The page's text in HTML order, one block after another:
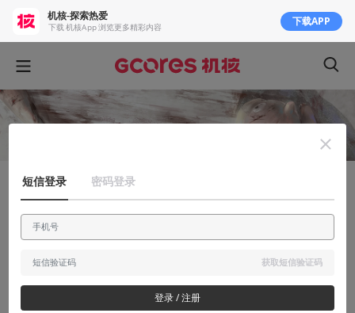
Pokemon训练师们请你们注意保护环境
一组来自于画师A舍长的引人深思的Pokemon主题的公益图
机核-探索热爱
下载 机核App 浏览更多精彩内容 下载APP
短信登录 密码登录
获取短信验证码
登录 / 注册